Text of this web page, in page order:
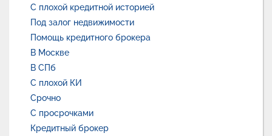
С плохой кредитной историей
Под залог недвижимости
Помощь кредитного брокера
В Москве
В СПб
С плохой КИ
Срочно
С просрочками
Кредитный брокер